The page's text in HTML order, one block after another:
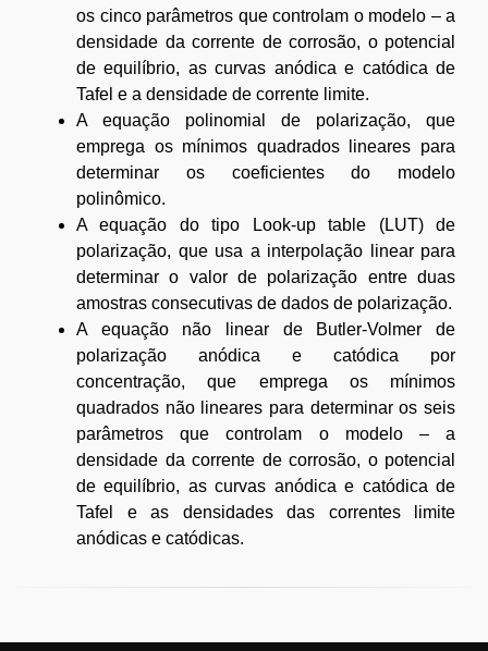
os cinco parâmetros que controlam o modelo – a
densidade da corrente de corrosão, o potencial
de equilíbrio, as curvas anódica e catódica de
Tafel e a densidade de corrente limite.
A equação polinomial de polarização, que
emprega os mínimos quadrados lineares para
determinar os coeficientes do modelo
polinômico.
A equação do tipo Look-up table (LUT) de
polarização, que usa a interpolação linear para
determinar o valor de polarização entre duas
amostras consecutivas de dados de polarização.
A equação não linear de Butler-Volmer de
polarização anódica e catódica por
concentração, que emprega os mínimos
quadrados não lineares para determinar os seis
parâmetros que controlam o modelo – a
densidade da corrente de corrosão, o potencial
de equilíbrio, as curvas anódica e catódica de
Tafel e as densidades das correntes limite
anódicas e catódicas.